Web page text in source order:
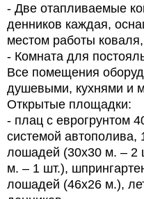
- Две отапливаемые
денников каждая,
местом работы
- Комната для
Все помещения
душевыми, кухнями и
Открытые площадки:
- плац с еврогрунтом
системой
лошадей (30х30 м. – 2
м. – 1 шт.),
лошадей (46х26 м.),